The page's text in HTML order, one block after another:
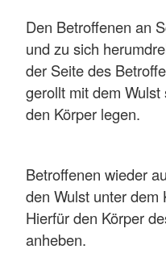
Den Betroffenen an
und zu sich
der Seite des
gerollt mit dem
den Körper legen.
Betroffenen wieder
den Wulst unter dem
Hierfür den Körper
anheben.